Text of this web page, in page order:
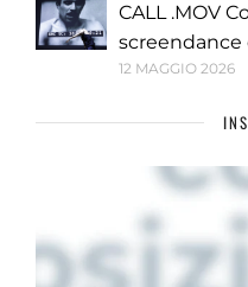
CALL .MOV
screendance
12 MAGGIO 2026